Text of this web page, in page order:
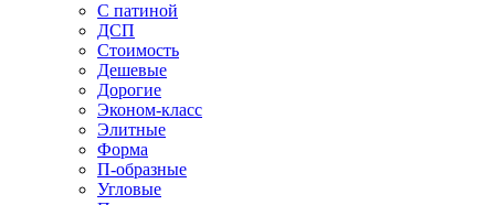
С патиной
ДСП
Стоимость
Дешевые
Дорогие
Эконом-класс
Элитные
Форма
П-образные
Угловые